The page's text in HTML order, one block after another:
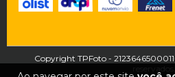
Copyright TPFoto -